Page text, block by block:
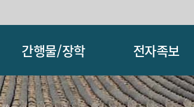
간행물/장학 전자족보